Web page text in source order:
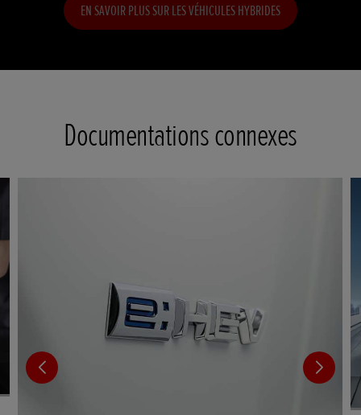
EN SAVOIR PLUS SUR LES VÉHICULES HYBRIDES
Documentations connexes